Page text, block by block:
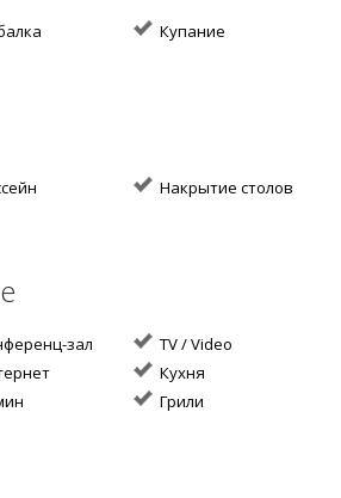
Купание
Накрытие столов
зал
TV / Video
Кухня
Грили